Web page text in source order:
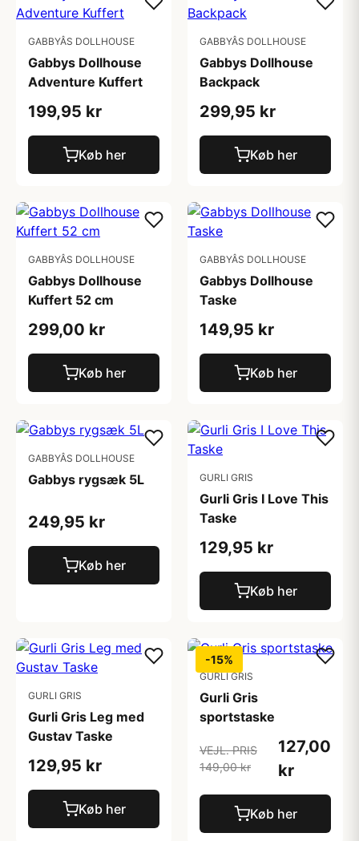
GABBYÂS DOLLHOUSE
Gabbys Dollhouse
Adventure Kuffert
199,95 kr
Køb her
GABBYÂS DOLLHOUSE
Gabbys Dollhouse
Backpack
299,95 kr
Køb her
GABBYÂS DOLLHOUSE
Gabbys Dollhouse
Kuffert 52 cm
299,00 kr
Køb her
GABBYÂS DOLLHOUSE
Gabbys Dollhouse
Taske
149,95 kr
Køb her
GABBYÂS DOLLHOUSE
Gabbys rygsæk 5L
249,95 kr
Køb her
GURLI GRIS
Gurli Gris I Love This
Taske
129,95 kr
Køb her
GURLI GRIS
Gurli Gris Leg med
Gustav Taske
129,95 kr
Køb her
-15%
GURLI GRIS
Gurli Gris
sportstaske
VEJL. PRIS
149,00 kr
127,00
kr
Køb her